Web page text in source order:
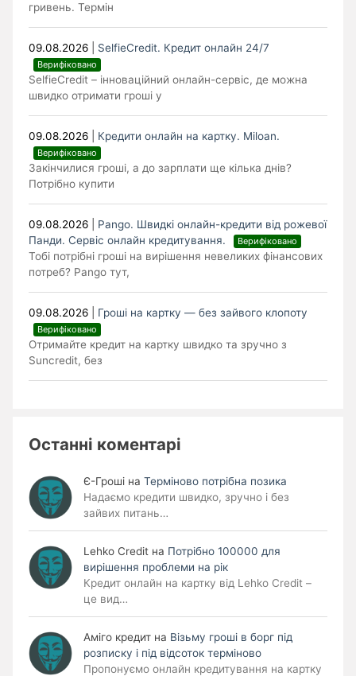
гривень. Термін
09.08.2026 SelfieCredit. Кредит онлайн 24/7
Верифіковано
SelfieCredit – інноваційний онлайн-сервіс, де можна
швидко отримати гроші у
09.08.2026 Кредити онлайн на картку. Miloan.
Верифіковано
Закінчилися гроші, а до зарплати ще кілька днів?
Потрібно купити
09.08.2026
Pango. Швидкі онлайн-кредити від рожевої
Панди. Cервіс онлайн кредитування.
Верифіковано
Тобі потрібні гроші на вирішення невеликих фінансових
потреб? Pango тут,
09.08.2026 Гроші на картку — без зайвого клопоту
Верифіковано
Отримайте кредит на картку швидко та зручно з
Suncredit, без
Останні коментарі
Є-Гроші на Терміново потрібна позика
Надаємо кредити швидко, зручно і без
зайвих питань…
Lehko Сredit на Потрібно 100000 для
вирішення проблеми на рік
Кредит онлайн на картку від Lehko Credit –
це вид…
Аміго кредит на Візьму гроші в борг під
розписку і під відсоток терміново
Пропонуємо онлайн кредитування на картку